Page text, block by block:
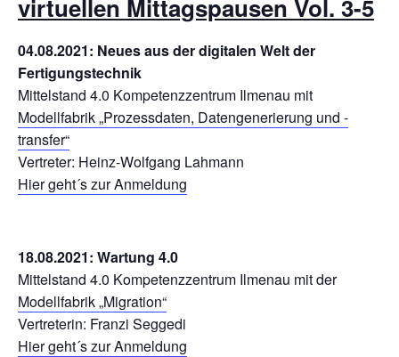
virtuellen Mittagspausen Vol. 3-5
04.08.2021: Neues aus der digitalen Welt der
Fertigungstechnik
Mittelstand 4.0 Kompetenzzentrum Ilmenau mit
Modellfabrik „Prozessdaten, Datengenerierung und -
transfer“
Vertreter: Heinz-Wolfgang Lahmann
Hier geht´s zur Anmeldung
18.08.2021: Wartung 4.0
Mittelstand 4.0 Kompetenzzentrum Ilmenau mit der
Modellfabrik „Migration“
Vertreterin: Franzi Seggedi
Hier geht´s zur Anmeldung